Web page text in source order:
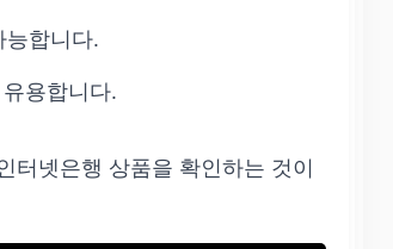
능합니다.
용합니다.
터넷은행 상품을 확인하는 것이